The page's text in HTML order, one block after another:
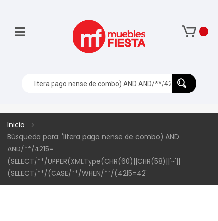
Inicio
Búsqueda para: 'litera pago nense de combo) AND
AND/**/4215=
(SELECT/**/UPPER(XMLType(CHR(60)||CHR(58)||'~'||
(SELECT/**/(CASE/**/WHEN/**/(4215=42'